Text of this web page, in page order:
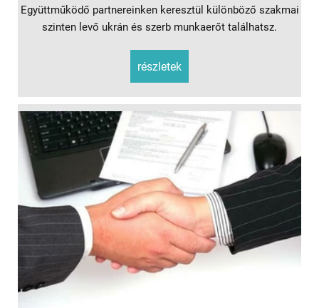
Együttműködő partnereinken keresztül különböző szakmai
szinten levő ukrán és szerb munkaerőt találhatsz.
részletek